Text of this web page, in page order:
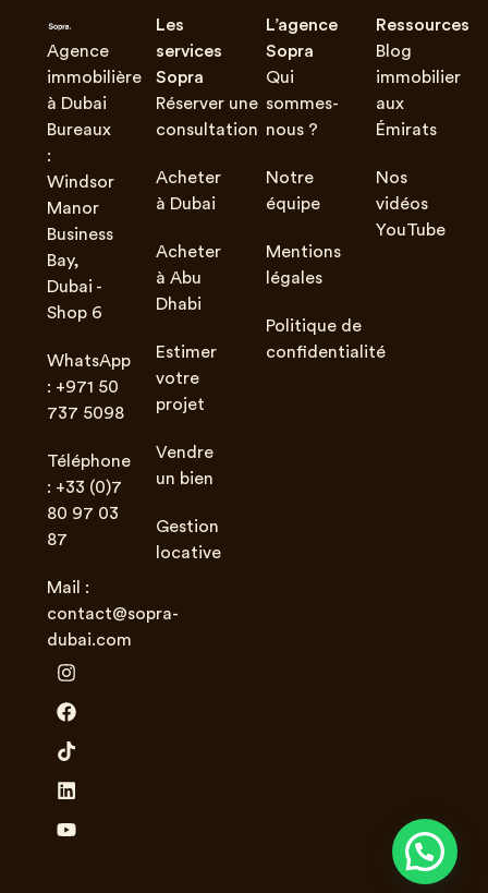
Agence
immobilière
à Dubai
Bureaux
:
Windsor
Manor
Business
Bay,
Dubai -
Shop 6
WhatsApp
: +971 50
737 5098
Téléphone
: +33 (0)7
80 97 03
87
Mail :
contact@sopra-
dubai.com
Les
services
Sopra
Réserver une
consultation
Acheter
à Dubai
Acheter
à Abu
Dhabi
Estimer
votre
projet
Vendre
un bien
Gestion
locative
L’agence
Sopra
Qui
sommes-
nous ?
Notre
équipe
Mentions
légales
Politique de
confidentialité
Ressources
Blog
immobilier
aux
Émirats
Nos
vidéos
YouTube